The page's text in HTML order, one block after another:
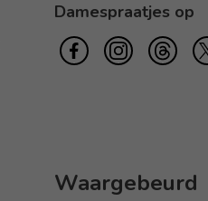
Damespraatjes op
Waargebeurd